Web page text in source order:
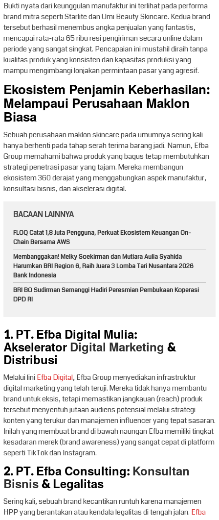
Bukti nyata dari keunggulan manufaktur ini terlihat pada performa
brand mitra seperti Starlite dan Umi Beauty Skincare. Kedua brand
tersebut berhasil menembus angka penjualan yang fantastis,
mencapai rata-rata 65 ribu resi pengiriman secara online dalam
periode yang sangat singkat. Pencapaian ini mustahil diraih tanpa
kualitas produk yang konsisten dan kapasitas produksi yang
mampu mengimbangi lonjakan permintaan pasar yang agresif.
Ekosistem Penjamin Keberhasilan:
Melampaui Perusahaan Maklon
Biasa
Sebuah perusahaan maklon skincare pada umumnya sering kali
hanya berhenti pada tahap serah terima barang jadi. Namun, Efba
Group memahami bahwa produk yang bagus tetap membutuhkan
strategi penetrasi pasar yang tajam. Mereka membangun
ekosistem 360 derajat yang menggabungkan aspek manufaktur,
konsultasi bisnis, dan akselerasi digital.
BACAAN LAINNYA
FLOQ Catat 1,8 Juta Pengguna, Perkuat Ekosistem Keuangan On-
Chain Bersama AWS
Membanggakan! Melky Soekirman dan Mutiara Aulia Syahida
Harumkan BRI Region 6, Raih Juara 3 Lomba Tari Nusantara 2026
Bank Indonesia
BRI BO Sudirman Semanggi Hadiri Peresmian Pembukaan Koperasi
DPD RI
1. PT. Efba Digital Mulia:
AkseleratorDigital Marketing&
Distribusi
Melalui liniEfba Digital, Efba Group menyediakan infrastruktur
digital marketing yang telah teruji. Mereka tidak hanya membantu
brand untuk eksis, tetapi memastikan jangkauan (reach) produk
tersebut menyentuh jutaan audiens potensial melalui strategi
konten yang terukur dan manajemen influencer yang tepat sasaran.
Inilah yang membuat brand di bawah naungan Efba memiliki tingkat
kesadaran merek (brand awareness) yang sangat cepat di platform
seperti TikTok dan Instagram.
2. PT. Efba Consulting:Konsultan
Bisnis& Legalitas
Sering kali, sebuah brand kecantikan runtuh karena manajemen
HPP yang berantakan atau kendala legalitas di tengah jalan. Efba